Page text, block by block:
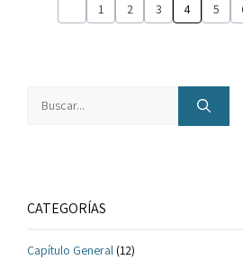
1 2 3 4 5
CATEGORÍAS
Capítulo General (12)